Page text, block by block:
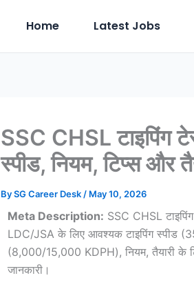
Home Latest Jobs
SSC CHSL टाइपिंग
स्पीड, नियम, टिप्स और
BySG Career Desk / May 10, 2026
Meta Description: SSC CHSL
LDC/JSA के लिए आवश्यक टाइपिंग स्पीड
(8,000/15,000 KDPH), नियम, तैयारी के
जानकारी।